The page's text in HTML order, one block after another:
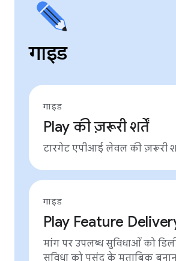
गाइड
गाइड
Play की ज़रूरी शर्तें
टारगेट एपीआई लेवल की ज़रूरी
गाइड
Play Feature
मांग पर उपलब्ध सुविधाओं को
सुविधा को पसंद के मुताबिक